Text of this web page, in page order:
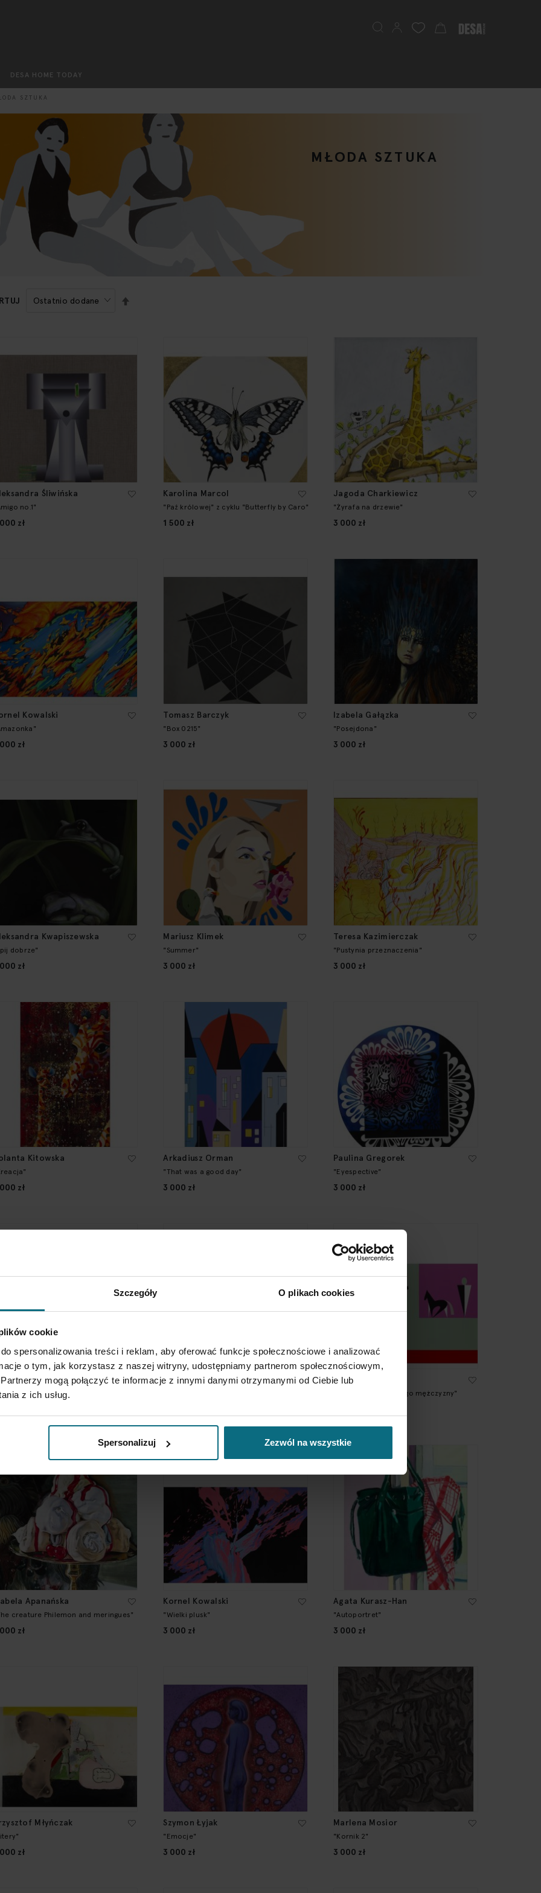
Szczegóły O plikach cookies
cookie
spersonalizowania treści i reklam, aby oferować funkcje społecznościowe i analizować
o tym, jak korzystasz z naszej witryny, udostępniamy partnerom społecznościowym,
mogą połączyć te informacje z innymi danymi otrzymanymi od Ciebie lub
z ich usług.
Spersonalizuj Zezwól na wszystkie
Mój koszyk
Szukaj
DESA HOME TODAY
SZTUKA
MŁODA SZTUKA
Śliwińska
no.1"
zł
Karolina Marcol
"Paź królowej" z cyklu "Butterfly by Caro"
1 500 zł
Jagoda Charkiewicz
"Żyrafa na drzewie"
3 000 zł
Kowalski
zł
Tomasz Barczyk
"Box 0215"
3 000 zł
Izabela Gałązka
"Posejdona"
3 000 zł
Kwapiszewska
dobrze"
zł
Mariusz Klimek
"Summer"
3 000 zł
Teresa Kazimierczak
"Pustynia przeznaczenia"
3 000 zł
Kitowska
zł
Arkadiusz Orman
"That was a good day"
3 000 zł
Paulina Gregorek
"Eyespective"
3 000 zł
Rozpara
fluid"
Joanna Abra Łukasz Sysło
"Zabawki prawdziwego mężczyzny"
Apanańska
creature Philemon and meringues"
zł
Kornel Kowalski
"Wielki plusk"
3 000 zł
Agata Kurasz-Han
"Autoportret"
3 000 zł
Młyńczak
zł
Szymon Łyjak
"Emocje"
3 000 zł
Marlena Mosior
"Kornik 2"
3 000 zł